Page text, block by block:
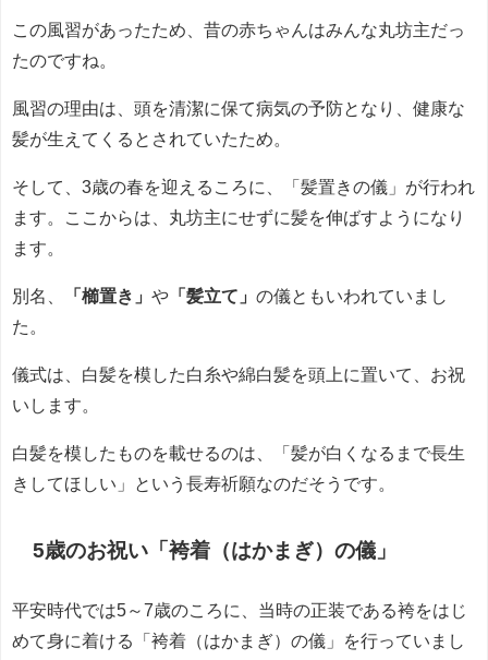
この風習があったため、昔の赤ちゃんはみんな丸坊主だっ
たのですね。
風習の理由は、頭を清潔に保て病気の予防となり、健康な
髪が生えてくるとされていたため。
そして、3歳の春を迎えるころに、「髪置きの儀」が行われ
ます。ここからは、丸坊主にせずに髪を伸ばすようになり
ます。
別名、 「櫛置き」 や 「髪立て」 の儀ともいわれていまし
た。
儀式は、白髪を模した白糸や綿白髪を頭上に置いて、お祝
いします。
白髪を模したものを載せるのは、「髪が白くなるまで長生
きしてほしい」という長寿祈願なのだそうです。
5歳のお祝い「袴着（はかまぎ）の儀」
平安時代では5～7歳のころに、当時の正装である袴をはじ
めて身に着ける「袴着（はかまぎ）の儀」を行っていまし